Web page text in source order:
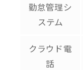
勤怠管理シ
ステム
クラウド電
話